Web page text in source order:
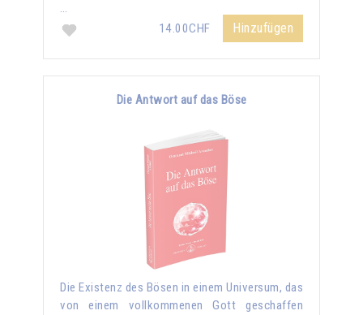
…
14.00CHF
Hinzufügen
Die Antwort auf das Böse
Die Existenz des Bösen in einem Universum, das
von einem vollkommenen Gott geschaffen